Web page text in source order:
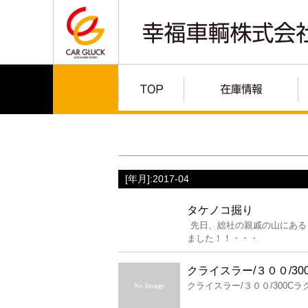
[年月]:2017-04
タケノコ掘り
先日、総社の親戚の山にあ
ました！！・・・
クライスラー/３００/
クライスラー/３００/300C